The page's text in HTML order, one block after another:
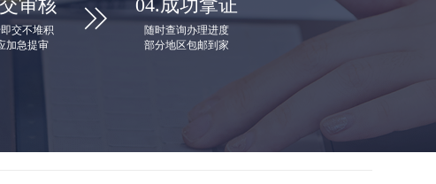
审核
交不堆积
加急提审
 04.成功拿证
随时查询办理进度
部分地区包邮到家